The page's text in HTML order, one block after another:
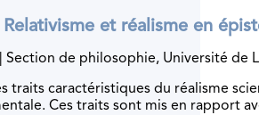
et réalisme en
Section de philosophie, Université de
traits caractéristiques du réalisme
Ces traits sont mis en rapport